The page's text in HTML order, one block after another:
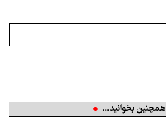
همچنین بخوانید...